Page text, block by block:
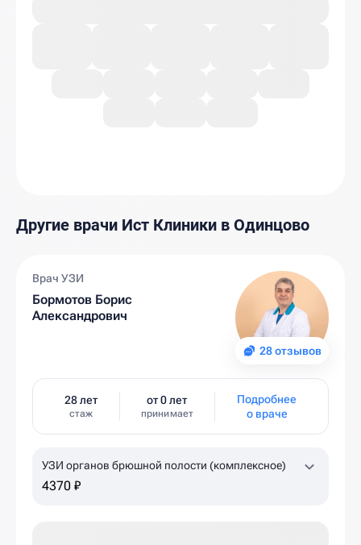
Другие врачи Ист Клиники в Одинцово
28 отзывов
Врач УЗИ
Бормотов Борис
Александрович
28 лет
стаж
от 0 лет
принимает
Подробнее
о враче
УЗИ органов брюшной полости (комплексное)
4370 ₽